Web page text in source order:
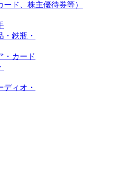
ド、株主優待券等）
・鉄瓶・
・カード
ディオ・